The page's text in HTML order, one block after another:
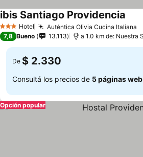
3 Estrellas
Hotel Auténtica Olivia Cucina Italiana
ibis Santiago Providencia
7,8 Bueno 13.113
De $ 2.330
Consultá los precios de 5 páginas web
Opción popular